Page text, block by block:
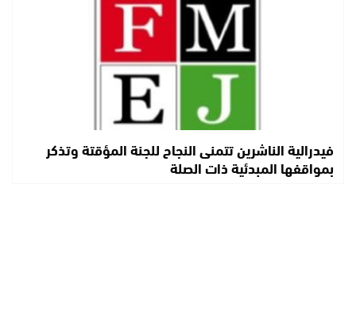
فيدرالية الناشرين تتمنى النجاح للجنة المؤقتة وتذكر
بمواقفها المبدئية ذات الصلة